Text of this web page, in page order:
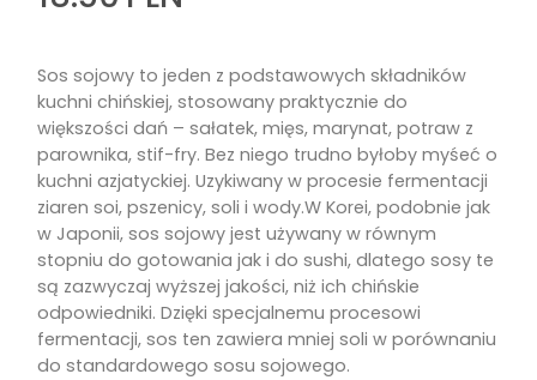
Sos sojowy to jeden z podstawowych składników
kuchni chińskiej, stosowany praktycznie do
większości dań – sałatek, mięs, marynat, potraw z
parownika, stif-fry. Bez niego trudno byłoby myśeć o
kuchni azjatyckiej. Uzykiwany w procesie fermentacji
ziaren soi, pszenicy, soli i wody.W Korei, podobnie jak
w Japonii, sos sojowy jest używany w równym
stopniu do gotowania jak i do sushi, dlatego sosy te
są zazwyczaj wyższej jakości, niż ich chińskie
odpowiedniki. Dzięki specjalnemu procesowi
fermentacji, sos ten zawiera mniej soli w porównaniu
do standardowego sosu sojowego.